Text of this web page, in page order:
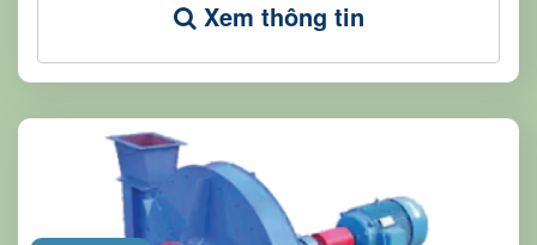
Xem thông tin